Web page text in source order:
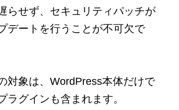
らせず、セキュリティパッチが
デートを行うことが不可欠で
対象は、WordPress本体だけで
ラグインも含まれます。